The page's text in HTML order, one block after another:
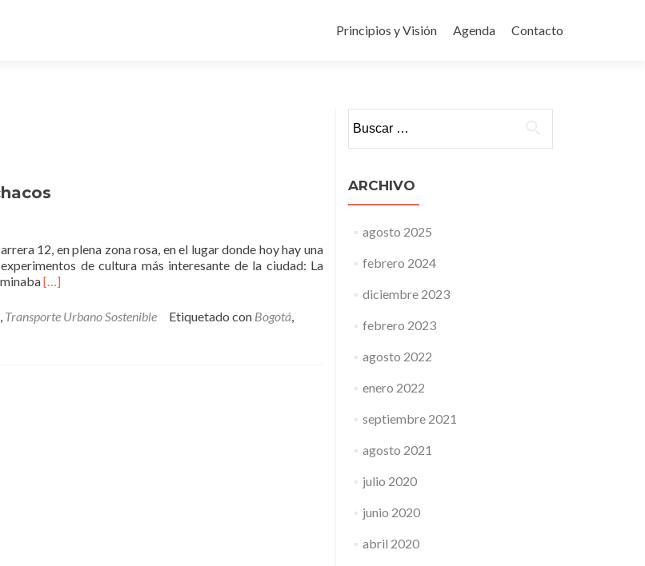
al
Principios y Visión Agenda Contacto
12, en plena zona rosa, en el lugar donde hoy hay una
de cultura más interesante de la ciudad: La
Leer
final
[…]
, Transporte Urbano Sostenible Etiquetado con Bogotá,
ARCHIVO
agosto 2025
febrero 2024
diciembre 2023
febrero 2023
agosto 2022
enero 2022
septiembre 2021
agosto 2021
julio 2020
junio 2020
abril 2020